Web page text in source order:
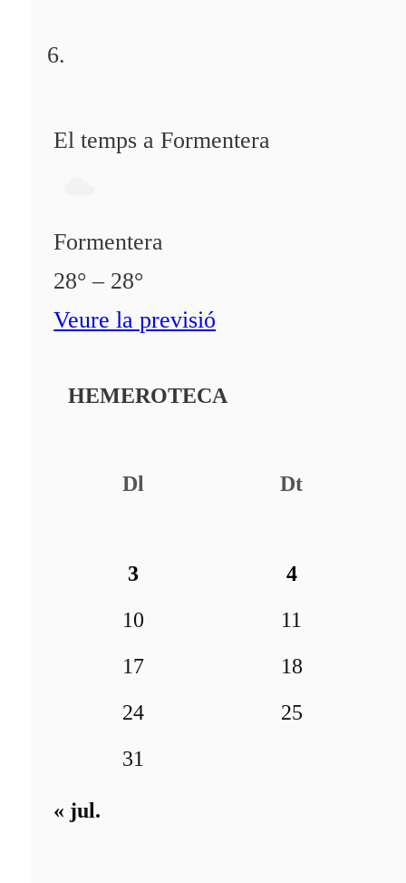
El temps a Formentera
Formentera
28° – 28°
Veure la previsió
HEMEROTECA
Dl Dt
3
4
10
11
17
18
24
25
31
« jul.